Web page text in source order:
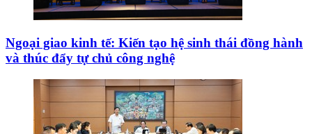
Ngoại giao kinh tế: Kiến tạo hệ sinh thái đồng hành
và thúc đẩy tự chủ công nghệ